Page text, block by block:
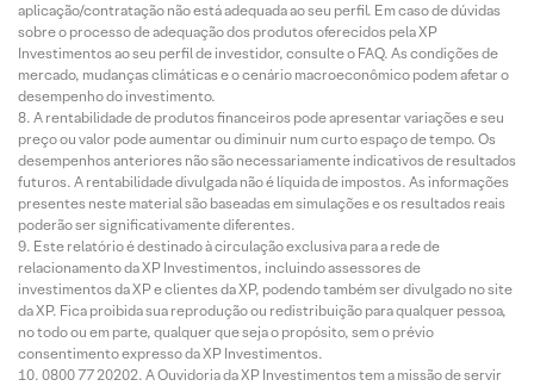
aplicação/contratação não está adequada ao seu perfil. Em caso de dúvidas
sobre o processo de adequação dos produtos oferecidos pela XP
Investimentos ao seu perfil de investidor, consulte o FAQ. As condições de
mercado, mudanças climáticas e o cenário macroeconômico podem afetar o
desempenho do investimento.
A rentabilidade de produtos financeiros pode apresentar variações e seu
preço ou valor pode aumentar ou diminuir num curto espaço de tempo. Os
desempenhos anteriores não são necessariamente indicativos de resultados
futuros. A rentabilidade divulgada não é líquida de impostos. As informações
presentes neste material são baseadas em simulações e os resultados reais
poderão ser significativamente diferentes.
Este relatório é destinado à circulação exclusiva para a rede de
relacionamento da XP Investimentos, incluindo assessores de
investimentos da XP e clientes da XP, podendo também ser divulgado no site
da XP. Fica proibida sua reprodução ou redistribuição para qualquer pessoa,
no todo ou em parte, qualquer que seja o propósito, sem o prévio
consentimento expresso da XP Investimentos.
0800 77 20202. A Ouvidoria da XP Investimentos tem a missão de servir